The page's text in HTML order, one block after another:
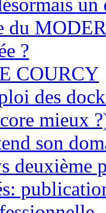
du
?
COURCY
des
mieux
son
deuxième